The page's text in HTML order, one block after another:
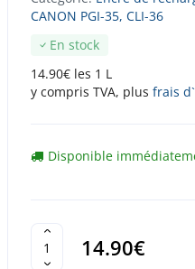
CANON PGI-35, CLI-36
En stock
14.90€ les 1 L
y compris TVA, plus frais
Disponible
14.90€